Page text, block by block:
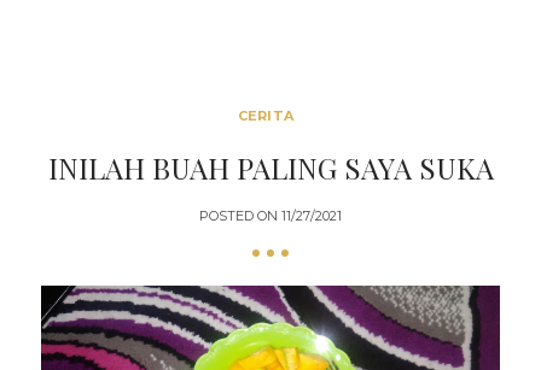
CERITA
INILAH BUAH PALING SAYA SUKA
POSTED ON 11/27/2021